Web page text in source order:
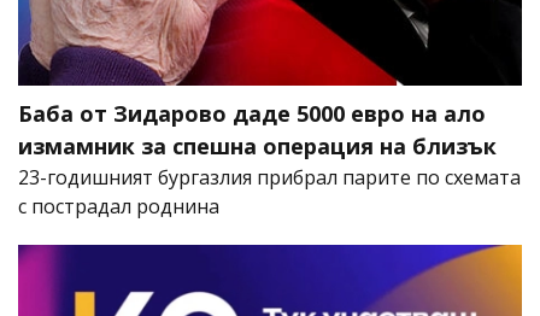
Баба от Зидарово даде 5000 евро на ало
измамник за спешна операция на близък
23-годишният бургазлия прибрал парите по схемата
с пострадал роднина